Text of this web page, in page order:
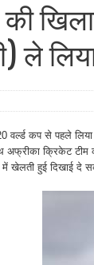
ले
वर्ल्ड कप से पहले
अफ्रीका क्रिकेट टीम
खेलती हुई दिखाई दे